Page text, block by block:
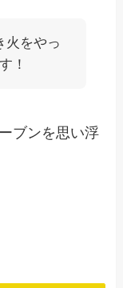
火をやっ
！
ブンを思い浮